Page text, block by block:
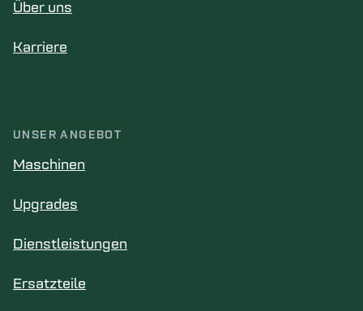
Über uns
Karriere
UNSER ANGEBOT
Maschinen
Upgrades
Dienstleistungen
Ersatzteile